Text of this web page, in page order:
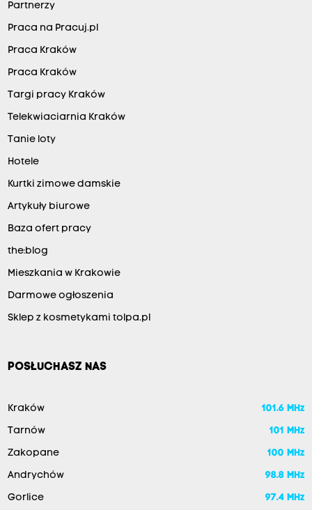
Partnerzy
Praca na Pracuj.pl
Praca Kraków
Praca Kraków
Targi pracy Kraków
Telekwiaciarnia Kraków
Tanie loty
Hotele
Kurtki zimowe damskie
Artykuły biurowe
Baza ofert pracy
the:blog
Mieszkania w Krakowie
Darmowe ogłoszenia
Sklep z kosmetykami tolpa.pl
POSŁUCHASZ NAS
Kraków 101.6 MHz
Tarnów 101 MHz
Zakopane 100 MHz
Andrychów 98.8 MHz
Gorlice 97.4 MHz